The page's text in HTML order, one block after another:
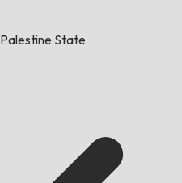
State